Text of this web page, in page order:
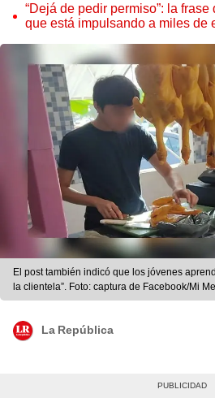
“Dejá de pedir permiso”: la
que está impulsando a miles de
El post también indicó que los jóvenes
la clientela”. Foto: captura de Facebook/Mi
La República